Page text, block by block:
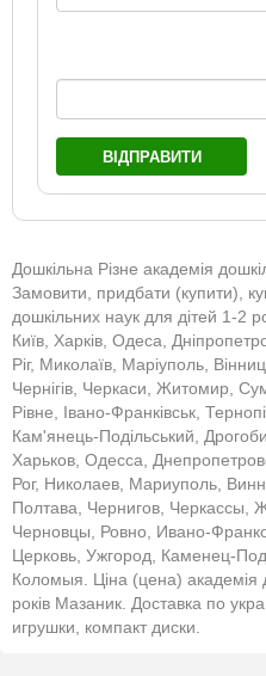
ВІДПРАВИТИ
Дошкільна Різне академія
Замовити, придбати (купити),
дошкільних наук для дітей 1-2
Київ, Харків, Одеса,
Ріг, Миколаїв, Маріуполь,
Чернігів, Черкаси, Житомир,
Рівне, Івано-Франківськ,
Кам'янець-Подільський,
Харьков, Одесса,
Рог, Николаев, Мариуполь,
Полтава, Чернигов, Черкассы,
Черновцы, Ровно, Ивано-
Церковь, Ужгород, Каменец-
Коломыя. Ціна (цена) академія
років Мазаник. Доставка по
игрушки, компакт диски.